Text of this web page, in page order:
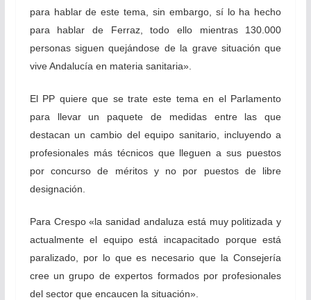
para hablar de este tema, sin embargo, sí lo ha hecho
para hablar de Ferraz, todo ello mientras 130.000
personas siguen quejándose de la grave situación que
vive Andalucía en materia sanitaria».
El PP quiere que se trate este tema en el Parlamento
para llevar un paquete de medidas entre las que
destacan un cambio del equipo sanitario, incluyendo a
profesionales más técnicos que lleguen a sus puestos
por concurso de méritos y no por puestos de libre
designación.
Para Crespo «la sanidad andaluza está muy politizada y
actualmente el equipo está incapacitado porque está
paralizado, por lo que es necesario que la Consejería
cree un grupo de expertos formados por profesionales
del sector que encaucen la situación».